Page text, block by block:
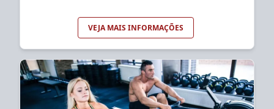
VEJA MAIS INFORMAÇÕES